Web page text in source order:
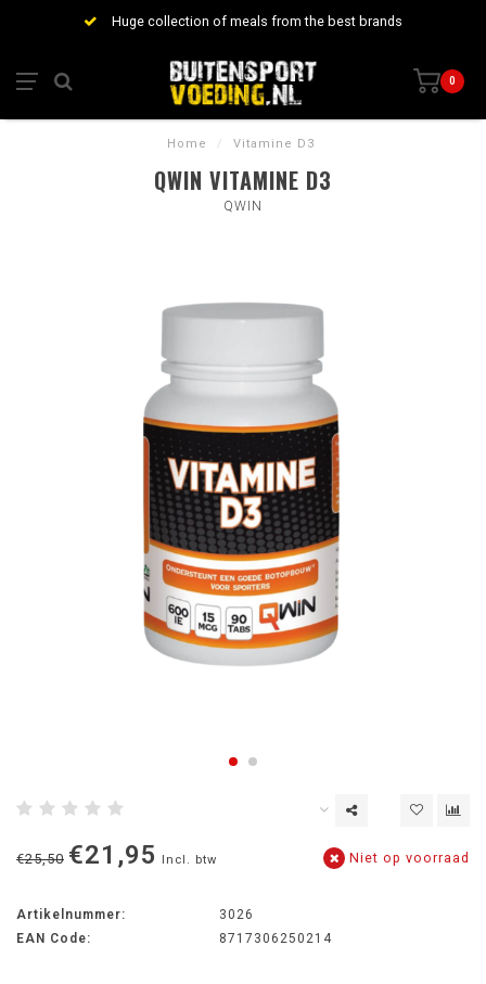
Huge collection of meals from the best brands
0
Home / Vitamine D3
QWIN VITAMINE D3
QWIN
€25,50 €21,95 Incl. btw Niet op voorraad
Artikelnummer:
3026
EAN Code:
8717306250214